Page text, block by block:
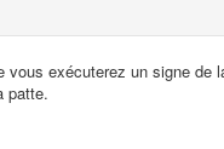
vous exécuterez un signe de
patte.